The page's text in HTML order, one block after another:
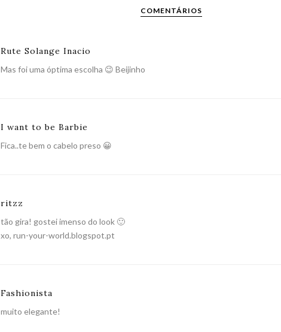
COMENTÁRIOS
Rute Solange Inacio
Mas foi uma óptima escolha 😉 Beijinho
I want to be Barbie
Fica..te bem o cabelo preso 😀
ritzz
tão gira! gostei imenso do look 🙂
xo, run-your-world.blogspot.pt
Fashionista
muito elegante!